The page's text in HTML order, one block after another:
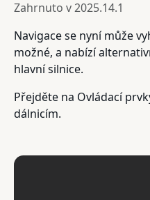
Zahrnuto v2025.14.1
Navigace se nyní může
možné, a nabízí
hlavní silnice.
Přejděte na Ovládací
dálnicím.